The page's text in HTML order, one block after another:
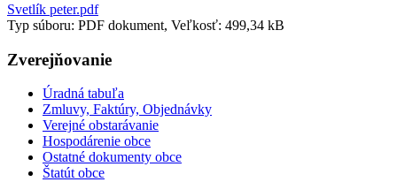
Svetlík peter.pdf
Typ súboru: PDF dokument, Veľkosť: 499,34 kB
Zverejňovanie
Úradná tabuľa
Zmluvy, Faktúry, Objednávky
Verejné obstarávanie
Hospodárenie obce
Ostatné dokumenty obce
Štatút obce